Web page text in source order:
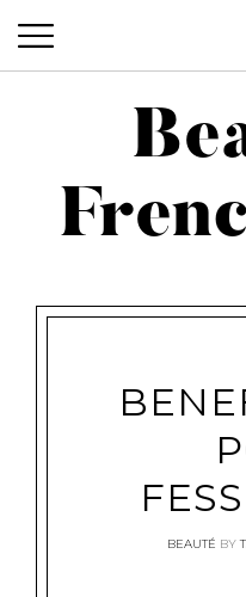
BEAUTÉ BY